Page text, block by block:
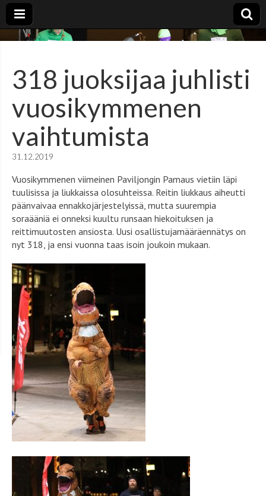
Uudenvuodenjuoksu
Paviljongin Pamaus
318 juoksijaa juhlisti
vuosikymmenen
vaihtumista
31.12.2019
Vuosikymmenen viimeinen Paviljongin Pamaus vietiin läpi
tuulisissa ja liukkaissa olosuhteissa. Reitin liukkaus aiheutti
päänvaivaa ennakkojärjestelyissä, mutta suurempia
soraääniä ei onneksi kuultu runsaan hiekoituksen ja
reittimuutosten ansiosta. Uusi osallistujamääräennätys on
nyt 318, ja ensi vuonna taas isoin joukoin mukaan.